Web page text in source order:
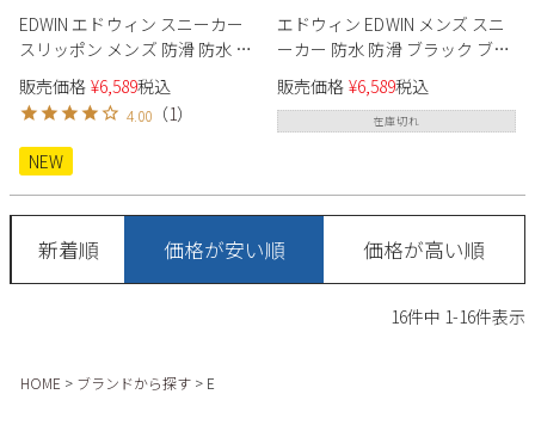
EDWIN エドウィン スニーカー
スリッポン メンズ 防滑 防水 カ
ジュアル EDM-477 ベージュ ブ
ラック ブルー
販売価格 ¥6,589税込
4.00 （1）
NEW
エドウィン EDWIN メンズ スニ
ーカー 防水 防滑 ブラック ブラ
ウン 黒 茶色 カジュアルシュー
ズ 幅広 靴 EDW-7980
販売価格 ¥6,589税込
在庫切れ
新着順 価格が安い順 価格が高い順
16件中 1-16件表示
HOME ブランドから探す E